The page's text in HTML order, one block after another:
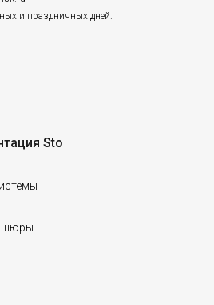
и праздничных дней.
Sto